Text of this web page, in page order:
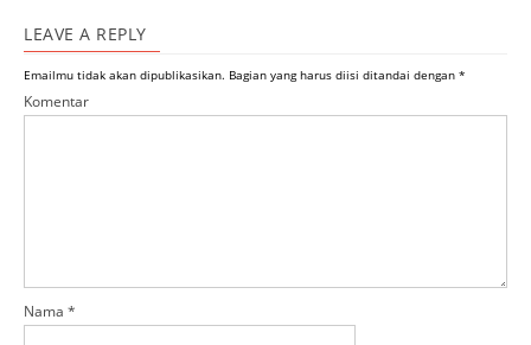
LEAVE A REPLY
Emailmu tidak akan dipublikasikan. Bagian yang harus diisi ditandai dengan *
Komentar
Nama *